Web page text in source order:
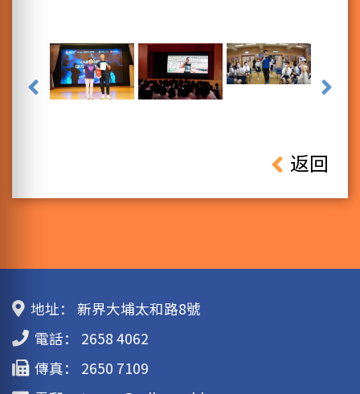
返回
地址：
新界大埔太和路8號
電話：
2658 4062
傳真：
2650 7109